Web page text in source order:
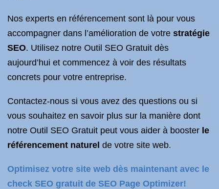
Nos experts en référencement sont là pour vous
accompagner dans l’amélioration de votre stratégie
SEO. Utilisez notre Outil SEO Gratuit dès
aujourd’hui et commencez à voir des résultats
concrets pour votre entreprise.
Contactez-nous si vous avez des questions ou si
vous souhaitez en savoir plus sur la manière dont
notre Outil SEO Gratuit peut vous aider à booster le
référencement naturel de votre site web.
Optimisez votre site web dès maintenant avec le
check SEO gratuit de SEO Page Optimizer!